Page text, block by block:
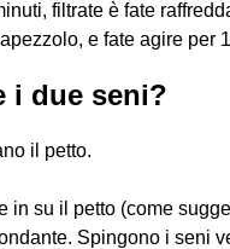
filtrate è fate
e fate agire per
i due seni?
il petto.
in su il petto (come
Spingono i seni